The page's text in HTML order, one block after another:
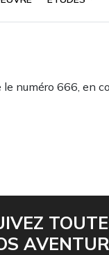
numéro 666, en